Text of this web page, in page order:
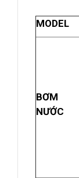
MODEL
BƠM
NƯỚC